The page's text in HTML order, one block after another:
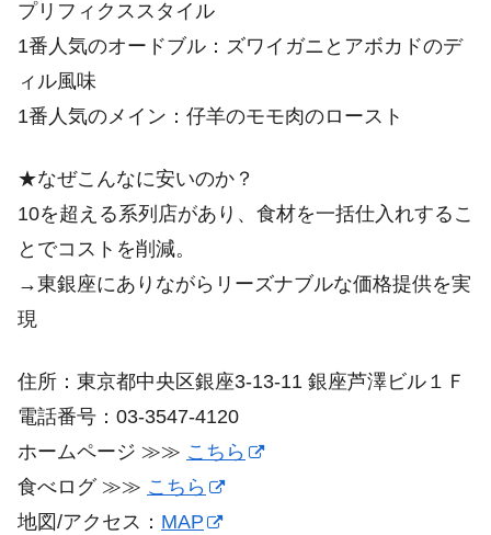
プリフィクススタイル
1番人気のオードブル：ズワイガニとアボカドのデ
ィル風味
1番人気のメイン：仔羊のモモ肉のロースト
★なぜこんなに安いのか？
10を超える系列店があり、食材を一括仕入れするこ
とでコストを削減。
→東銀座にありながらリーズナブルな価格提供を実
現
住所：東京都中央区銀座3-13-11 銀座芦澤ビル１Ｆ
電話番号：03-3547-4120
ホームページ ≫≫ こちら
食べログ ≫≫ こちら
地図/アクセス： MAP